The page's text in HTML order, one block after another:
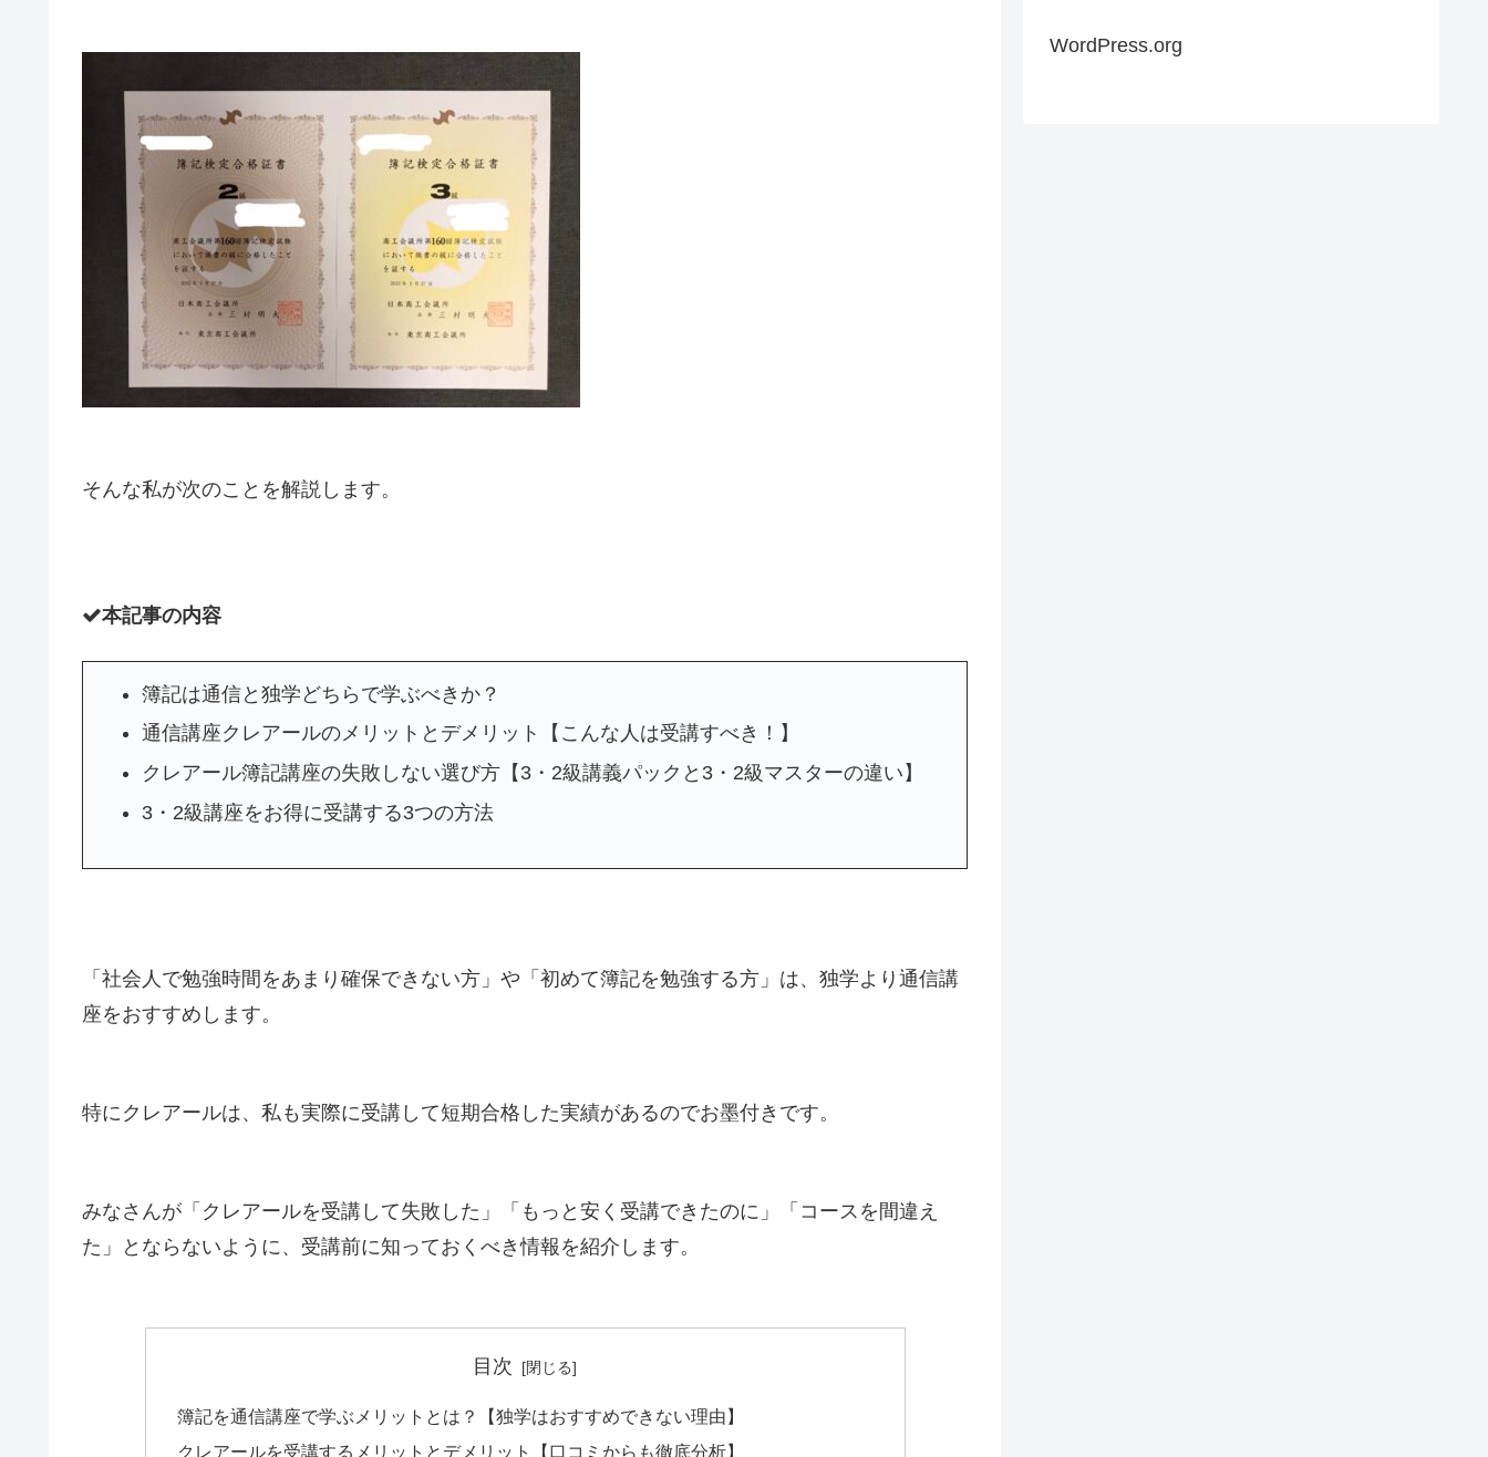
そんな私が次のことを解説します。
本記事の内容
簿記は通信と独学どちらで学ぶべきか？
通信講座クレアールのメリットとデメリット【こんな人は受講すべき！】
クレアール簿記講座の失敗しない選び方【3・2級講義パックと3・2級マスターの違い】
3・2級講座をお得に受講する3つの方法
「社会人で勉強時間をあまり確保できない方」や「初めて簿記を勉強する方」は、独学より通信講
座をおすすめします。
特にクレアールは、私も実際に受講して短期合格した実績があるのでお墨付きです。
みなさんが「クレアールを受講して失敗した」「もっと安く受講できたのに」「コースを間違え
た」とならないように、受講前に知っておくべき情報を紹介します。
目次
簿記を通信講座で学ぶメリットとは？【独学はおすすめできない理由】
クレアールを受講するメリットとデメリット【口コミからも徹底分析】
WordPress.org